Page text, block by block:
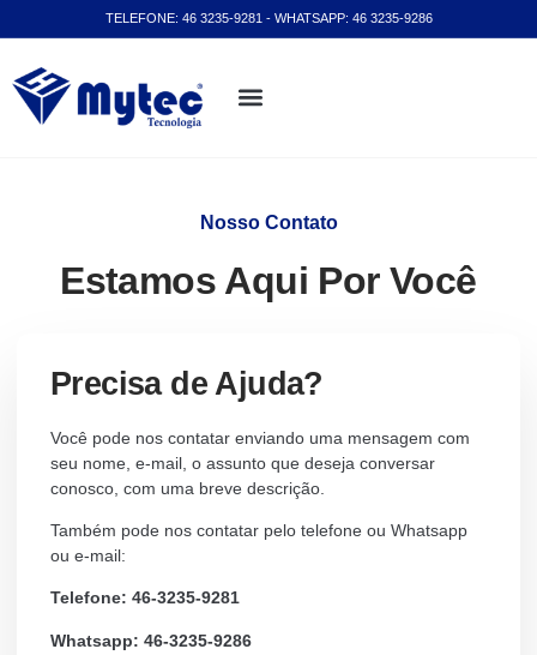
TELEFONE: 46 3235-9281 - WHATSAPP: 46 3235-9286
Nosso Contato
Estamos Aqui Por Você
Precisa de Ajuda?
Você pode nos contatar enviando uma mensagem com
seu nome, e-mail, o assunto que deseja conversar
conosco, com uma breve descrição.
Também pode nos contatar pelo telefone ou Whatsapp
ou e-mail:
Telefone: 46-3235-9281
Whatsapp: 46-3235-9286